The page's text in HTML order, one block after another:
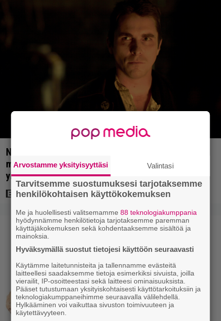
Nyt Netflixissä: Christopher Nolanin viiden tähden
mysteerileffa – ”Huikean hienosti kirjoitettu
yllätyskäänteiden sarja”
Arvostamme yksityisyyttäsi Valintasi
Tarvitsemme suostumuksesi tarjotaksemme
henkilökohtaisen käyttökokemuksen
Me ja huolellisesti valitsemamme88 teknologiakumppania
hyödynnämme henkilötietoja tarjotaksemme paremman
käyttäjäkokemuksen sekä kohdentaaksemme sisältöä ja
mainoksia.
Hyväksymällä suostut tietojesi käyttöön seuraavasti
Käytämme laitetunnisteita ja tallennamme evästeitä
laitteellesi saadaksemme tietoja esimerkiksi sivuista, joilla
vierailit, IP-osoitteestasi sekä laitteesi ominaisuuksista.
Pääset tutustumaan yksityiskohtaisesti käyttötarkoituksiin ja
teknologiakumppaneihimme seuraavalla välilehdellä.
Hylkääminen voi vaikuttaa sivuston toimivuuteen ja
käytettävyyteen.